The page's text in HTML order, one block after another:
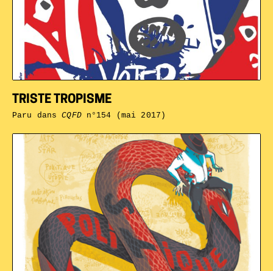
TRISTE TROPISME
Paru dansCQFDn°154 (mai 2017)